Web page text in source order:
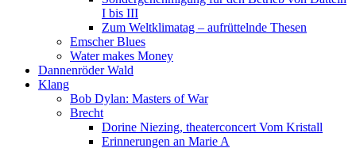
I bis III
Zum Weltklimatag – aufrüttelnde Thesen
Emscher Blues
Water makes Money
Dannenröder Wald
Klang
Bob Dylan: Masters of War
Brecht
Dorine Niezing, theaterconcert Vom Kristall
Erinnerungen an Marie A